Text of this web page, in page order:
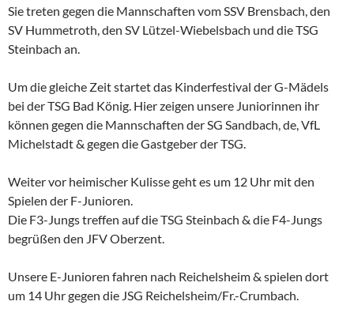
Sie treten gegen die Mannschaften vom SSV Brensbach, den
SV Hummetroth, den SV Lützel-Wiebelsbach und die TSG
Steinbach an.
Um die gleiche Zeit startet das Kinderfestival der G-Mädels
bei der TSG Bad König. Hier zeigen unsere Juniorinnen ihr
können gegen die Mannschaften der SG Sandbach, de, VfL
Michelstadt & gegen die Gastgeber der TSG.
Weiter vor heimischer Kulisse geht es um 12 Uhr mit den
Spielen der F-Junioren.
Die F3-Jungs treffen auf die TSG Steinbach & die F4-Jungs
begrüßen den JFV Oberzent.
Unsere E-Junioren fahren nach Reichelsheim & spielen dort
um 14 Uhr gegen die JSG Reichelsheim/Fr.-Crumbach.